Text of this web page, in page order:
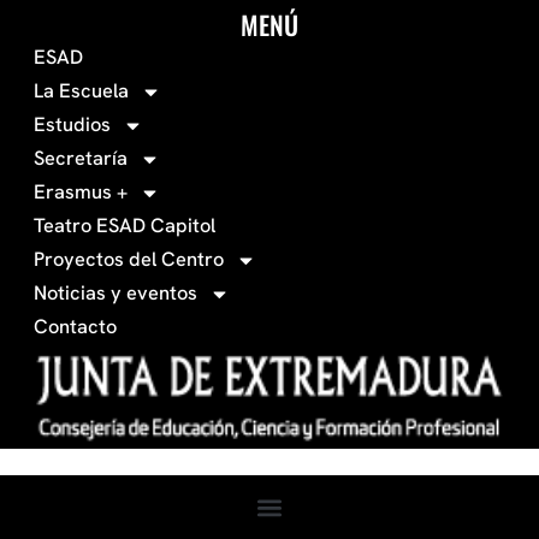
f
a
c
b
o
o
k
s
MENÚ
ESAD
La Escuela
Estudios
Secretaría
Erasmus +
Teatro ESAD Capitol
Proyectos del Centro
Noticias y eventos
Contacto